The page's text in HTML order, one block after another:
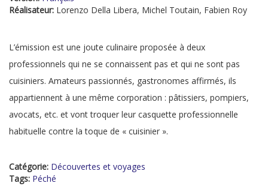
Réalisateur: Lorenzo Della Libera, Michel Toutain, Fabien Roy
L’émission est une joute culinaire proposée à deux
professionnels qui ne se connaissent pas et qui ne sont pas
cuisiniers. Amateurs passionnés, gastronomes affirmés, ils
appartiennent à une même corporation : pâtissiers, pompiers,
avocats, etc. et vont troquer leur casquette professionnelle
habituelle contre la toque de « cuisinier ».
Catégorie: Découvertes et voyages
Tags: Péché